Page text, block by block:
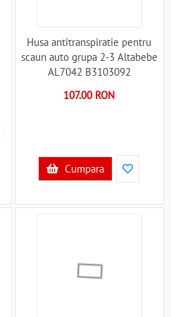
Husa antitranspiratie pentru
scaun auto grupa 2-3 Altabebe
AL7042 B3103092
107.00 RON
Cumpara